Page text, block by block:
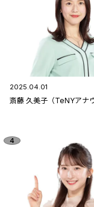
2025.04.01
斎藤 久美子（TeNYアナ